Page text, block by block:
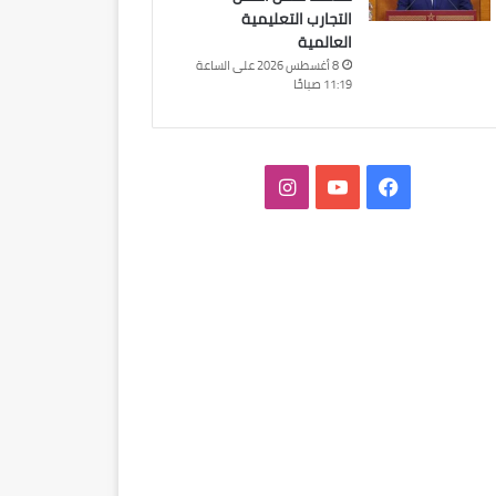
التجارب التعليمية
العالمية
8 أغسطس 2026 على الساعة
11:19 صباحًا
فيسبوك‫YouTubeانستقرام